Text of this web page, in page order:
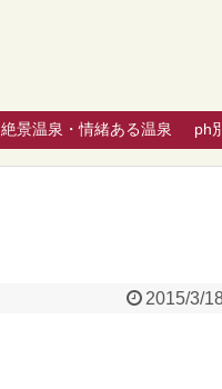
絶景温泉・情緒ある温泉 ph
2015/3/